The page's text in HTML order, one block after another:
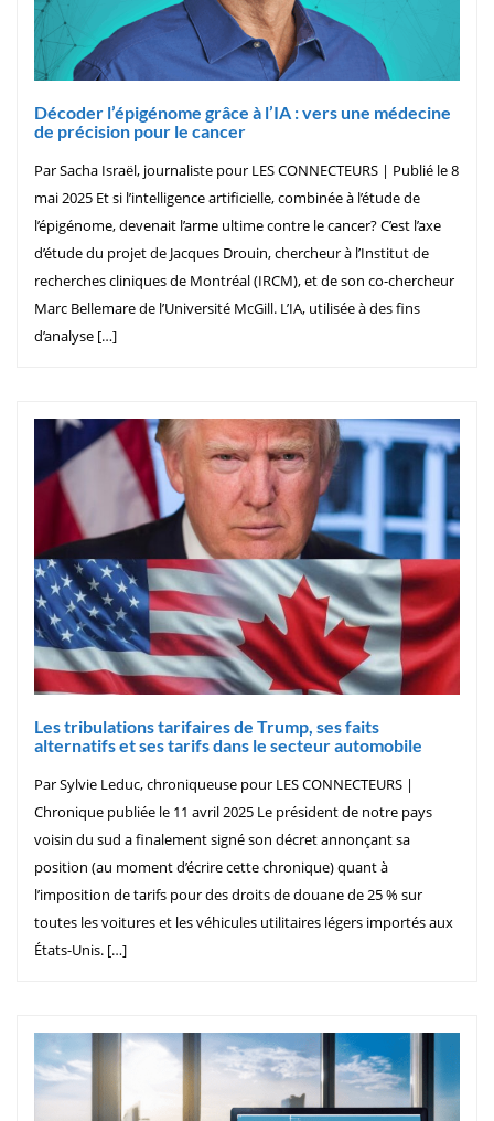
Décoder l’épigénome grâce à l’IA : vers une médecine
de précision pour le cancer
Par Sacha Israël, journaliste pour LES CONNECTEURS | Publié le 8
mai 2025 Et si l’intelligence artificielle, combinée à l’étude de
l’épigénome, devenait l’arme ultime contre le cancer? C’est l’axe
d’étude du projet de Jacques Drouin, chercheur à l’Institut de
recherches cliniques de Montréal (IRCM), et de son co-chercheur
Marc Bellemare de l’Université McGill. L’IA, utilisée à des fins
d’analyse […]
Les tribulations tarifaires de Trump, ses faits
alternatifs et ses tarifs dans le secteur automobile
Par Sylvie Leduc, chroniqueuse pour LES CONNECTEURS |
Chronique publiée le 11 avril 2025 Le président de notre pays
voisin du sud a finalement signé son décret annonçant sa
position (au moment d’écrire cette chronique) quant à
l’imposition de tarifs pour des droits de douane de 25 % sur
toutes les voitures et les véhicules utilitaires légers importés aux
États-Unis. […]